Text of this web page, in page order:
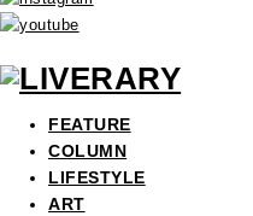
FEATURE
COLUMN
LIFESTYLE
ART